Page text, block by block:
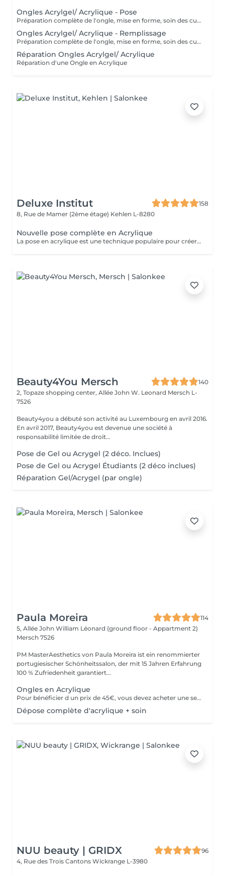
Ongles Acrylgel/ Acrylique - Pose
Préparation complète de l'ongle, mise en forme, soin des cuticules et pose acrylique avec la couleur de votre choix.
Ongles Acrylgel/ Acrylique - Remplissage
Préparation complète de l'ongle, mise en forme, soin des cuticules et remplissage acrylique avec la couleur de votre choix.
Réparation Ongles Acrylgel/ Acrylique
Réparation d'une Ongle en Acrylique
Deluxe Institut
158
8, Rue de Mamer (2ème étage) Kehlen L-8280
Nouvelle pose complète en Acrylique
La pose en acrylique est une technique populaire pour créer des ongles parfaits, durables et résistants. Elle permet de prolonger la longueur des ongles et d'obtenir une finition lisse et professionnelle. Ce soin est particulièrement recommandé pour celles qui souhaitent des ongles solides et durables. L'acrylique remplace le gel.
Beauty4You Mersch
140
2, Topaze shopping center, Allée John W. Leonard Mersch L-
7526
Beauty4you a débuté son activité au Luxembourg en avril 2016.
En avril 2017, Beauty4you est devenue une société à
responsabilité limitée de droit...
Pose de Gel ou Acrygel (2 déco. Inclues)
Pose de Gel ou Acrygel Étudiants (2 déco inclues)
Réparation Gel/Acrygel (par ongle)
Paula Moreira
114
5, Allée John William Léonard (ground floor - Appartment 2)
Mersch 7526
PM MasterAesthetics von Paula Moreira ist ein renommierter
portugiesischer Schönheitssalon, der mit 15 Jahren Erfahrung
100 % Zufriedenheit garantiert...
Ongles en Acrylique
Pour bénéficier d un prix de 45€, vous devez acheter une seule fois le kit individuel comprenant tout le matériel non jetable nécessaire , qui sera conserve pour nous pour de futurs rendez-vous, garantissant ainsi une meilleure hygiène.* *renouvelabre chaque année.
Dépose complète d'acrylique + soin
NUU beauty | GRIDX
96
4, Rue des Trois Cantons Wickrange L-3980